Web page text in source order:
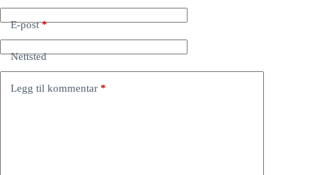
E-post*
Nettsted
Legg til kommentar *